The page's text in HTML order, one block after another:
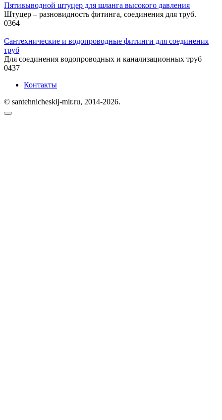
Пятивыводной штуцер для шланга высокого давления
Штуцер – разновидность фитинга, соединения для труб.
0364
Сантехнические и водопроводные фитинги для соединения
труб
Для соединения водопроводных и канализационных труб
0437
Контакты
© santehnicheskij-mir.ru, 2014-2026.